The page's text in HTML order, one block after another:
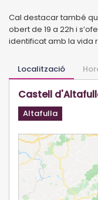
Cal destacar també
obert de 19 a 22h i
identificat amb la vida
Localització
Castell
Altafulla